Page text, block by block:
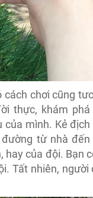
cách chơi cũng
thực, khám
mình. Kẻ
từ nhà
của đội. Bạn
Tất nhiên,